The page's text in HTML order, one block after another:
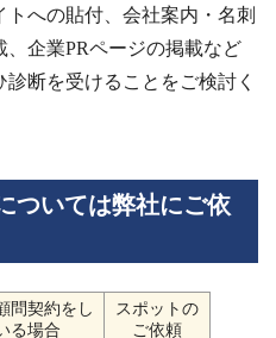
への貼付、会社案内・名刺
企業PRページの掲載など
断を受けることをご検討く
ついては弊社にご依
問契約をし
る場合
スポットの
ご依頼